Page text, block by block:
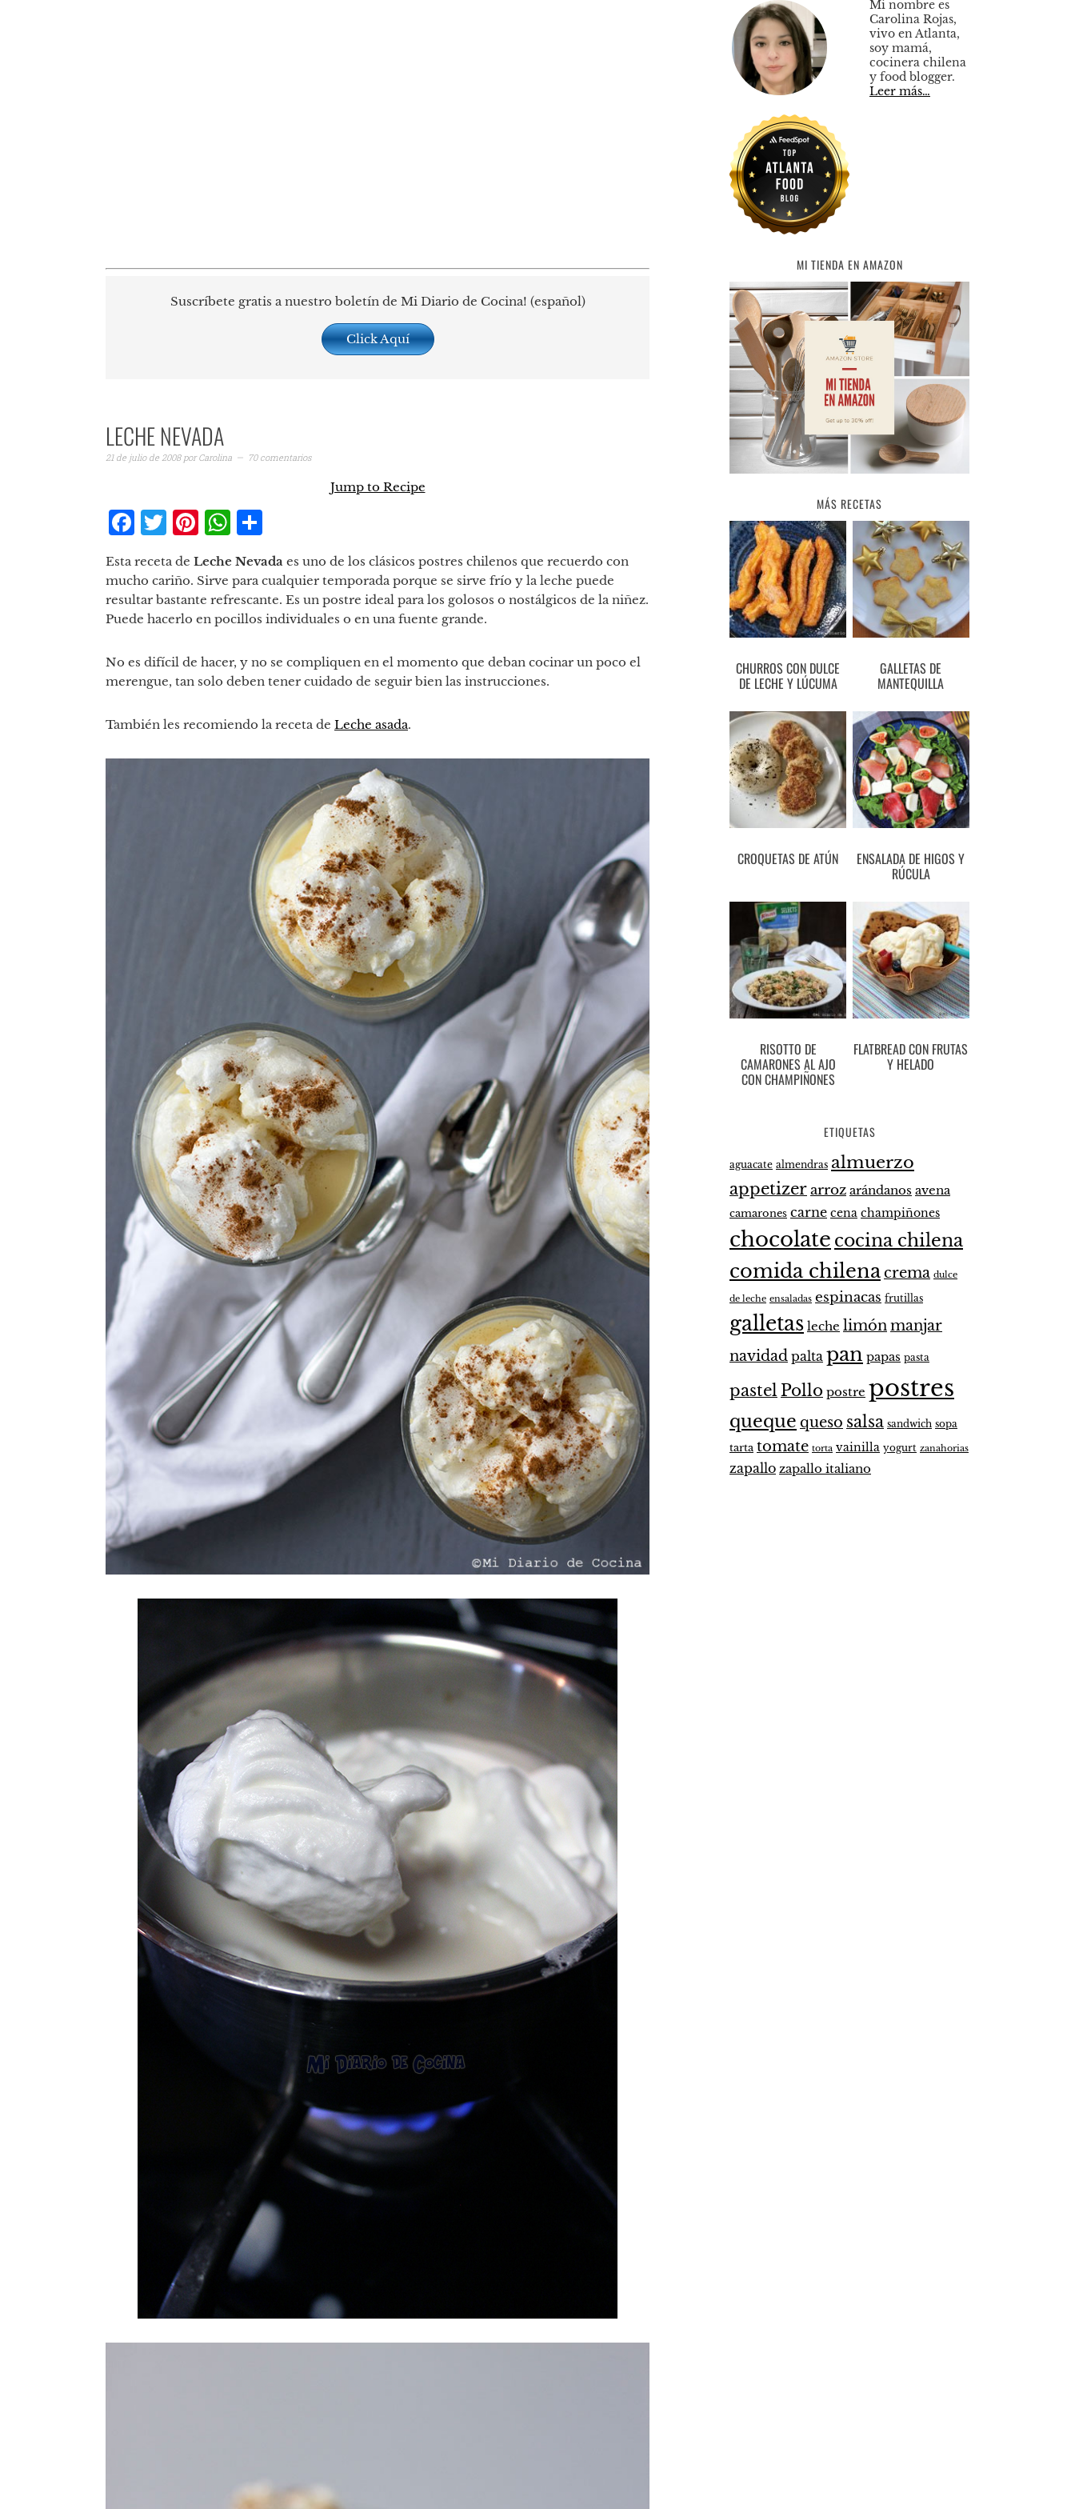
Suscríbete gratis a nuestro boletín de Mi Diario de Cocina! (español)
Click Aquí
LECHE NEVADA
21 de julio de 2008porCarolina 70 comentarios
Jump to Recipe
Facebook
Twitter
Pinterest
WhatsApp
Esta receta de Leche Nevada es uno de los clásicos postres chilenos que recuerdo con
mucho cariño. Sirve para cualquier temporada porque se sirve frío y la leche puede
resultar bastante refrescante. Es un postre ideal para los golosos o nostálgicos de la niñez.
Puede hacerlo en pocillos individuales o en una fuente grande.
No es difícil de hacer, y no se compliquen en el momento que deban cocinar un poco el
merengue, tan solo deben tener cuidado de seguir bien las instrucciones.
También les recomiendo la receta de Leche asada.
Mi nombre es
Carolina Rojas,
vivo en Atlanta,
soy mamá,
cocinera chilena
y food blogger.
Leer más…
MI TIENDA EN AMAZON
MÁS RECETAS
CHURROS CON DULCE
DE LECHE Y LÚCUMA
GALLETAS DE
MANTEQUILLA
CROQUETAS DE ATÚN ENSALADA DE HIGOS Y
RÚCULA
RISOTTO DE
CAMARONES AL AJO
CON CHAMPIÑONES
FLATBREAD CON FRUTAS
Y HELADO
ETIQUETAS
aguacate almendras almuerzo
appetizerarroz arándanos avena
camarones carne cena champiñones
chocolate cocina chilena
comida chilenacrema dulce
de leche ensaladas espinacas frutillas
galletas leche limónmanjar
navidad palta pan papas pasta
pastel Pollo postre postres
queque queso salsa sandwich sopa
tarta tomate torta vainilla yogurt zanahorias
zapallo zapallo italiano